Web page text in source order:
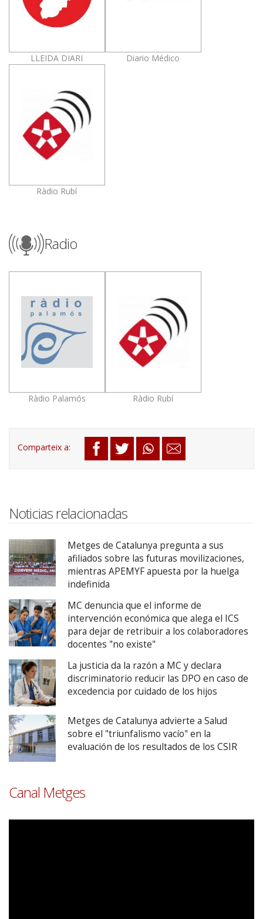
LLEIDA DIARI Diario Médico
Ràdio Rubí
Radio
Ràdio Palamós Ràdio Rubí
Noticias relacionadas
Metges de Catalunya pregunta a sus
afiliados sobre las futuras movilizaciones,
mientras APEMYF apuesta por la huelga
indefinida
MC denuncia que el informe de
intervención económica que alega el ICS
para dejar de retribuir a los colaboradores
docentes "no existe"
La justicia da la razón a MC y declara
discriminatorio reducir las DPO en caso de
excedencia por cuidado de los hijos
Metges de Catalunya advierte a Salud
sobre el "triunfalismo vacío" en la
evaluación de los resultados de los CSIR
Canal Metges